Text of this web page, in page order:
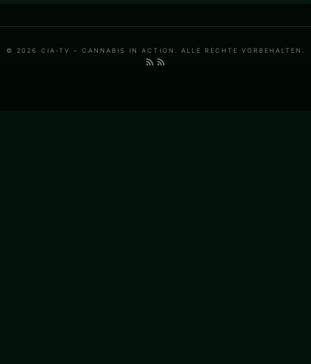
© 2026 CIA-TV – CANNABIS IN ACTION. ALLE RECHTE VORBEHALTEN.